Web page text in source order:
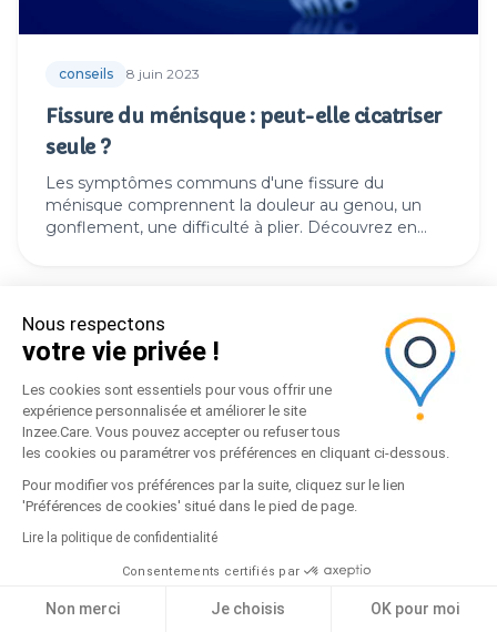
Nous respectons
votre vie privée !
Les cookies sont essentiels pour vous offrir une
expérience personnalisée et améliorer le site
Inzee.Care. Vous pouvez accepter ou refuser tous
les cookies ou paramétrer vos préférences en cliquant ci-dessous.
Pour modifier vos préférences par la suite, cliquez sur le lien
'Préférences de cookies' situé dans le pied de page.
Lire la politique de confidentialité
Consentements certifiés par
Non merci Je choisis OK pour moi
conseils 8 juin 2023
Fissure du ménisque : peut-elle cicatriser
seule ?
Les symptômes communs d'une fissure du
ménisque comprennent la douleur au genou, un
gonflement, une difficulté à plier. Découvrez en